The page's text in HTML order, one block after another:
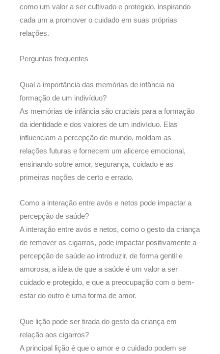
como um valor a ser cultivado e protegido, inspirando
cada um a promover o cuidado em suas próprias
relações.
Perguntas frequentes
Qual a importância das memórias de infância na
formação de um indivíduo?
As memórias de infância são cruciais para a formação
da identidade e dos valores de um indivíduo. Elas
influenciam a percepção de mundo, moldam as
relações futuras e fornecem um alicerce emocional,
ensinando sobre amor, segurança, cuidado e as
primeiras noções de certo e errado.
Como a interação entre avós e netos pode impactar a
percepção de saúde?
A interação entre avós e netos, como o gesto da criança
de remover os cigarros, pode impactar positivamente a
percepção de saúde ao introduzir, de forma gentil e
amorosa, a ideia de que a saúde é um valor a ser
cuidado e protegido, e que a preocupação com o bem-
estar do outro é uma forma de amor.
Que lição pode ser tirada do gesto da criança em
relação aos cigarros?
A principal lição é que o amor e o cuidado podem se